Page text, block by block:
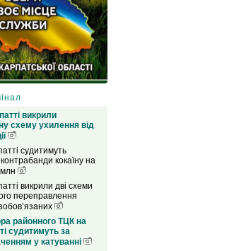
викрили
схему ухилення від
судитимуть
контрабанди кокаїну на
викрили дві схеми
переправлення
районного ТЦК на
судитимуть за
у катуванні